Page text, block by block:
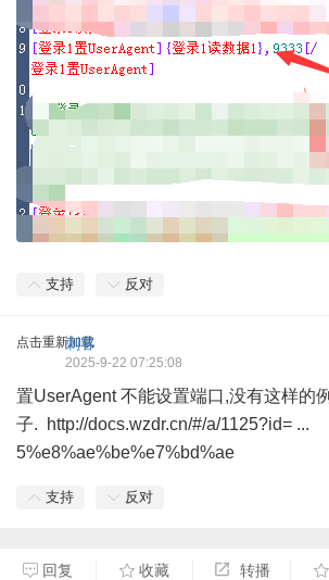
支持 反对
点击重新加载
刺客
2025-9-22 07:25:08
置UserAgent 不能设置端口,没有这样的例
子.
http://docs.wzdr.cn/#/a/1125?id= ...
5%e8%ae%be%e7%bd%ae
支持 反对
回复 收藏 转播